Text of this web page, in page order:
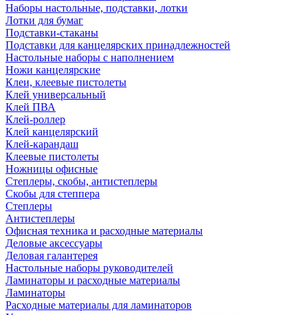
Наборы настольные, подставки, лотки
Лотки для бумаг
Подставки-стаканы
Подставки для канцелярских принадлежностей
Настольные наборы с наполнением
Ножи канцелярские
Клеи, клеевые пистолеты
Клей универсальный
Клей ПВА
Клей-роллер
Клей канцелярский
Клей-карандаш
Клеевые пистолеты
Ножницы офисные
Степлеры, скобы, антистеплеры
Скобы для степпера
Степлеры
Антистеплеры
Офисная техника и расходные материалы
Деловые аксессуары
Деловая галантерея
Настольные наборы руководителей
Ламинаторы и расходные материалы
Ламинаторы
Расходные материалы для ламинаторов